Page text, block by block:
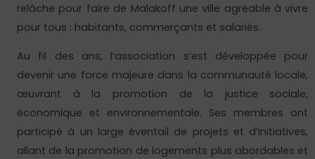
relâche pour faire de Malakoff une ville agréable à vivre
pour tous : habitants, commerçants et salariés.
Au fil des ans, l’association s’est développée pour
devenir une force majeure dans la communauté locale,
œuvrant à la promotion de la justice sociale,
économique et environnementale. Ses membres ont
participé à un large éventail de projets et d’initiatives,
allant de la promotion de logements plus abordables et